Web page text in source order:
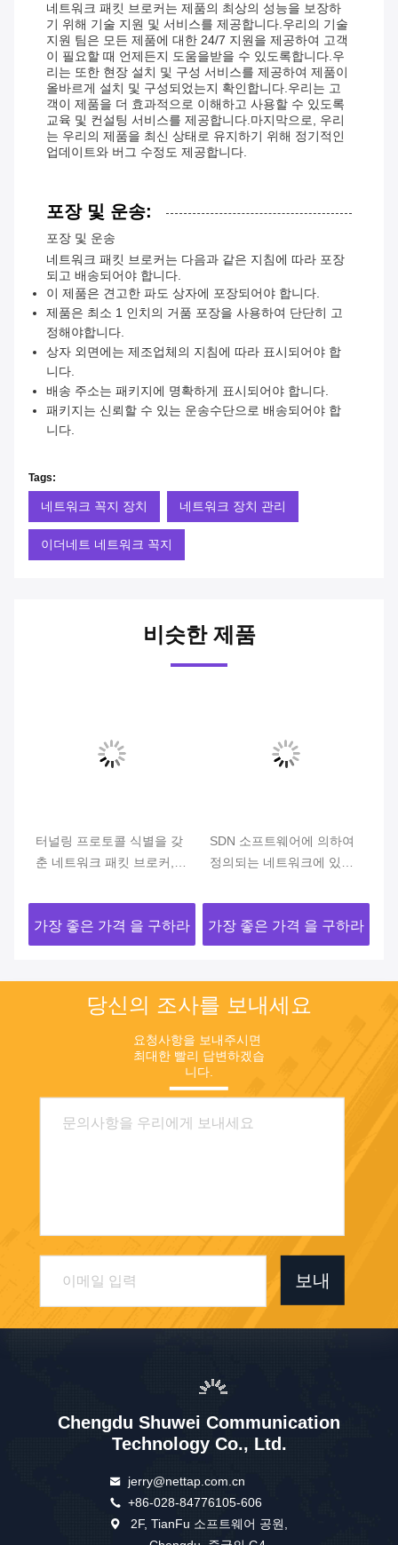
네트워크 패킷 브로커는 제품의 최상의 성능을 보장하
기 위해 기술 지원 및 서비스를 제공합니다.우리의 기술
지원 팀은 모든 제품에 대한 24/7 지원을 제공하여 고객
이 필요할 때 언제든지 도움을받을 수 있도록합니다.우
리는 또한 현장 설치 및 구성 서비스를 제공하여 제품이
올바르게 설치 및 구성되었는지 확인합니다.우리는 고
객이 제품을 더 효과적으로 이해하고 사용할 수 있도록
교육 및 컨설팅 서비스를 제공합니다.마지막으로, 우리
는 우리의 제품을 최신 상태로 유지하기 위해 정기적인
업데이트와 버그 수정도 제공합니다.
포장 및 운송:
포장 및 운송
네트워크 패킷 브로커는 다음과 같은 지침에 따라 포장
되고 배송되어야 합니다.
이 제품은 견고한 파도 상자에 포장되어야 합니다.
제품은 최소 1 인치의 거품 포장을 사용하여 단단히 고
정해야합니다.
상자 외면에는 제조업체의 지침에 따라 표시되어야 합
니다.
배송 주소는 패키지에 명확하게 표시되어야 합니다.
패키지는 신뢰할 수 있는 운송수단으로 배송되어야 합
니다.
Tags:
네트워크 꼭지 장치 네트워크 장치 관리
이더네트 네트워크 꼭지
비슷한 제품
터널링 프로토콜 식별을 갖
춘 네트워크 패킷 브로커,
Net TAP
가장 좋은 가격 을 구하라
SDN 소프트웨어에 의하여
정의되는 네트워크에 있는
가장 좋은 가격 을 구하라
당신의 조사를 보내세요
요청사항을 보내주시면
최대한 빨리 답변하겠습
니다.
보내
Chengdu Shuwei Communication
Technology Co., Ltd.
jerry@nettap.com.cn
+86-028-84776105-606
2F, TianFu 소프트웨어 공원,